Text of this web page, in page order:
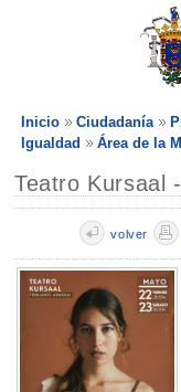
Inicio Ciudadanía
Igualdad
Área de la
Teatro Kursaal
volver